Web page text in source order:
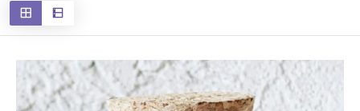
ancien